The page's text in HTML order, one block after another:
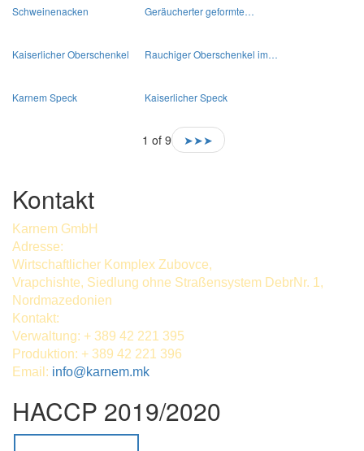
Schweinenacken Geräucherter geformte…
Kaiserlicher Oberschenkel Rauchiger Oberschenkel im…
Karnem Speck Kaiserlicher Speck
1 of 9 ➤➤➤
Kontakt
Karnem GmbH
Adresse:
Wirtschaftlicher Komplex Zubovce,
Vrapchishte, Siedlung ohne Straßensystem DebrNr. 1,
Nordmazedonien
Kontakt:
Verwaltung: + 389 42 221 395
Produktion: + 389 42 221 396
Email: info@karnem.mk
HACCP 2019/2020